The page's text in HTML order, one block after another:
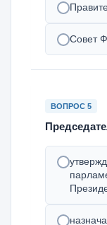
Совет
ВОПРОС 5